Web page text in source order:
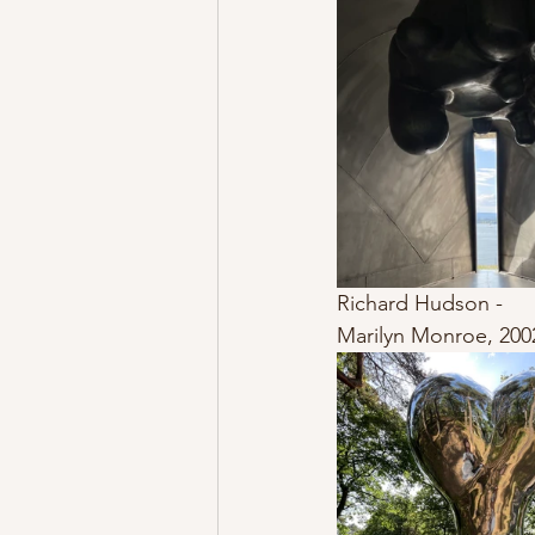
Richard Hudson -
Marilyn Monroe,